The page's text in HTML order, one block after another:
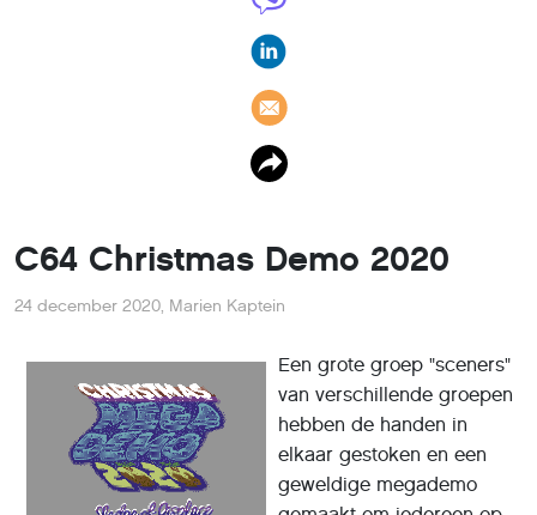
C64 Christmas Demo 2020
24 december 2020, Marien Kaptein
Een grote groep "sceners"
van verschillende groepen
hebben de handen in
elkaar gestoken en een
geweldige megademo